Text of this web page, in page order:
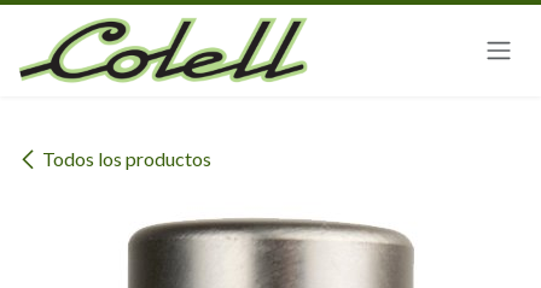
Ir al contenido
Todos los productos